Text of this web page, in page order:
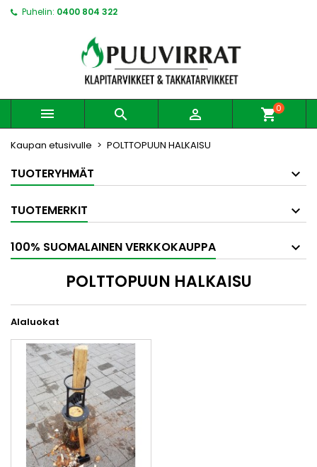
Puhelin: 0400 804 322
   shopping_cart0
Kaupan etusivulle POLTTOPUUN HALKAISU
TUOTERYHMÄT
TUOTEMERKIT
100% SUOMALAINEN VERKKOKAUPPA
POLTTOPUUN HALKAISU
Alaluokat